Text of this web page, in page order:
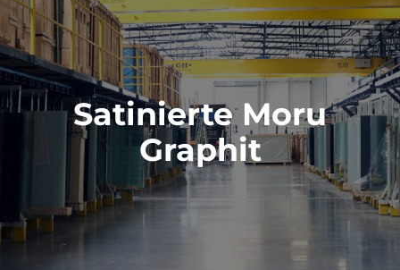
Satinierte Moru
Graphit